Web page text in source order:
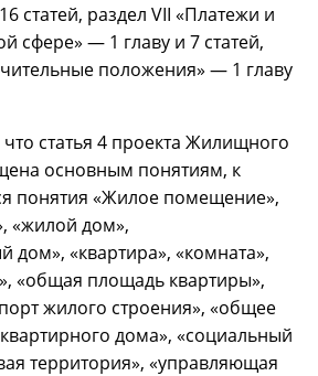
статей, раздел VII «Платежи и
сфере» — 1 главу и 7 статей,
положения» — 1 главу
что статья 4 проекта Жилищного
основным понятиям, к
понятия «Жилое помещение»,
«жилой дом»,
дом», «квартира», «комната»,
«общая площадь квартиры»,
жилого строения», «общее
дома», «социальный
территория», «управляющая